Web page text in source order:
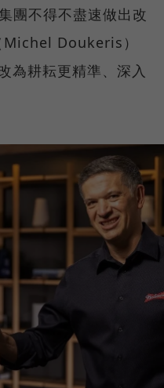
團不得不盡速做出改
Michel Doukeris）
為耕耘更精準、深入